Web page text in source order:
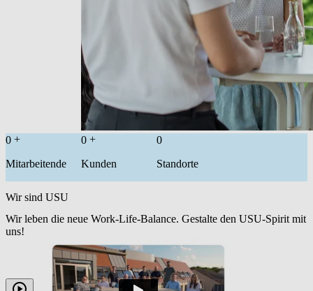
0 +
Mitarbeitende
0 +
Kunden
0
Standorte
Wir sind USU
Wir leben die neue Work-Life-Balance. Gestalte den USU-Spirit mit
uns!